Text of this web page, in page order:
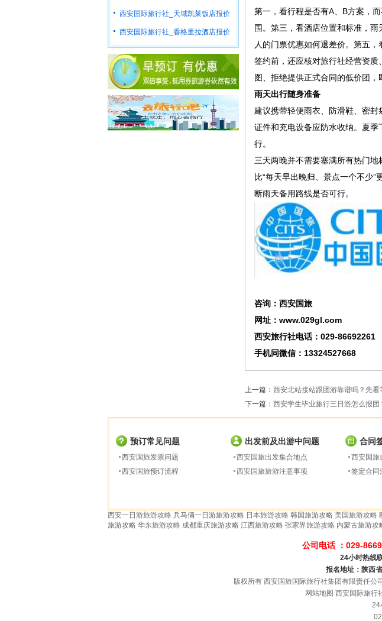
西安国际旅行社_天域凯莱饭店报价
西安国际旅行社_香格里拉酒店报价
第一，看行程是否有A、B方案，
围。第三，看酒店位置和标准，
人的门票优惠如何退差价。第五
签约前，还应核对旅行社经营资
图、拒绝提供正式合同的低价团，
雨天出行随身准备
建议携带轻便雨衣、防滑鞋、密
证件和充电设备应防水收纳。夏
行。
三天两晚并不需要塞满所有热门
比“每天早出晚归、景点一个不少
断雨天备用路线是否可行。
咨询：西安国旅
网址：www.029gl.com
西安旅行社电话：029-86692261
手机同微信：13324527668
上一篇： 西安北站接站跟团游靠谱吗？先
下一篇： 西安学生毕业旅行三日游怎么报
预订常见问题
西安国旅发票问题
西安国旅预订流程
出发前及出游中问题
西安国旅出发集合地点
西安国旅旅游注意事项
合同
西安国旅
签定合同
西安一日游旅游攻略 兵马俑一日游旅游攻略 日本旅游攻略 韩国旅游攻略 美国旅游攻略
旅游攻略 华东旅游攻略 成都重庆旅游攻略 江西旅游攻略 张家界旅游攻略 内蒙古旅游攻
公司电话 ：029-
24小时热线
报名地址：陕西
版权所有 西安国旅国际旅行社集团有限责任
网站地图 西安国际旅行
24